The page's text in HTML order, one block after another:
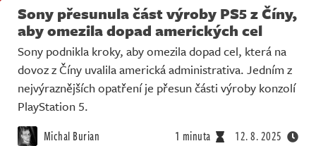
Sony přesunula část výroby PS5 z Číny,
aby omezila dopad amerických cel
Sony podnikla kroky, aby omezila dopad cel, která na
dovoz z Číny uvalila americká administrativa. Jedním z
nejvýraznějších opatření je přesun části výroby konzolí
PlayStation 5.
Michal Burian 1 minuta 12. 8. 2025